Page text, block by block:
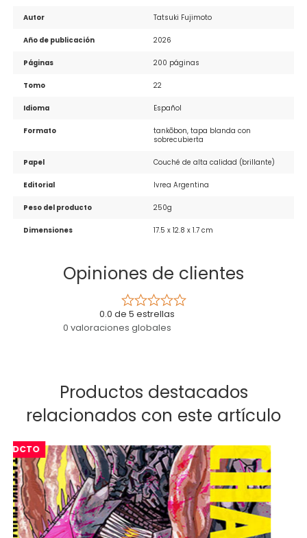
Autor Tatsuki Fujimoto
Año de publicación 2026
Páginas 200 páginas
Tomo 22
Idioma Español
Formato
tankōbon, tapa blanda con
sobrecubierta
Papel Couché de alta calidad (brillante)
Editorial Ivrea Argentina
Peso del producto 250g
Dimensiones 17.5 x 12.8 x 1.7 cm
Opiniones de clientes
0.0 de 5 estrellas
0 valoraciones globales
Productos destacados
relacionados con este artículo
AGOTADO